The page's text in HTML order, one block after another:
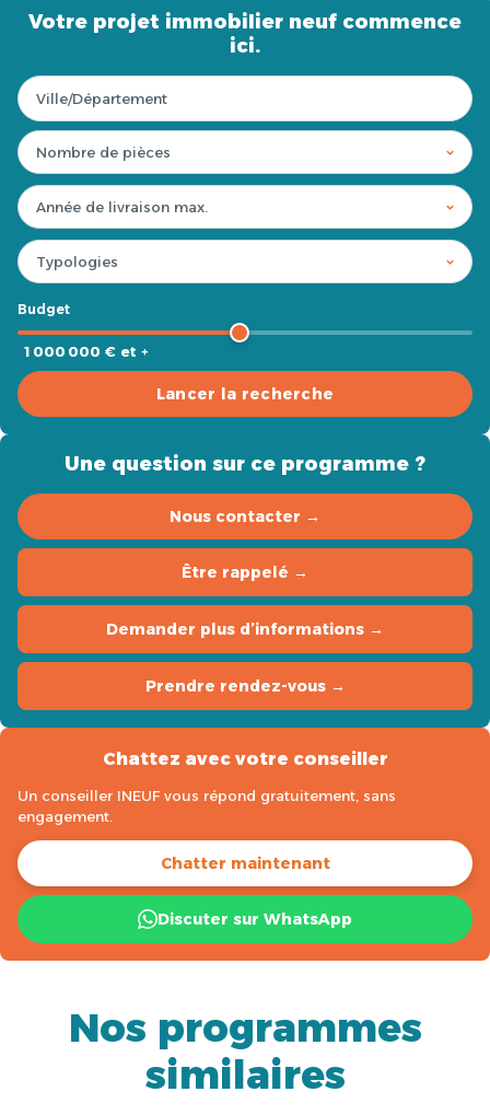
Votre projet immobilier neuf commence
ici.
Budget
1 000 000 € et +
Lancer la recherche
Une question sur ce programme ?
Nous contacter →
Être rappelé →
Demander plus d’informations →
Prendre rendez-vous →
Chattez avec votre conseiller
Un conseiller INEUF vous répond gratuitement, sans
engagement.
Chatter maintenant
Discuter sur WhatsApp
Nos programmes
similaires